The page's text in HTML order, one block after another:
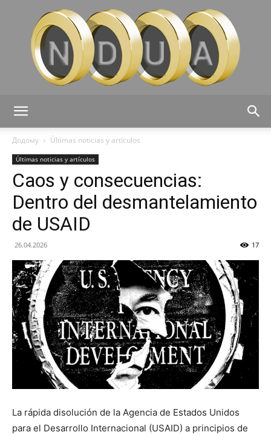
Додому
Últimas noticias y artículos
Últimas noticias y artículos
Caos y consecuencias:
Dentro del desmantelamiento
de USAID
26.04.2026 17
La rápida disolución de la Agencia de Estados Unidos
para el Desarrollo Internacional (USAID) a principios de